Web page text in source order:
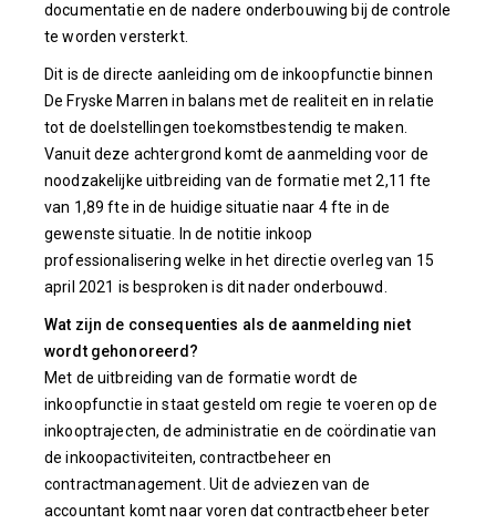
documentatie en de nadere onderbouwing bij de controle
te worden versterkt.
Dit is de directe aanleiding om de inkoopfunctie binnen
De Fryske Marren in balans met de realiteit en in relatie
tot de doelstellingen toekomstbestendig te maken.
Vanuit deze achtergrond komt de aanmelding voor de
noodzakelijke uitbreiding van de formatie met 2,11 fte
van 1,89 fte in de huidige situatie naar 4 fte in de
gewenste situatie. In de notitie inkoop
professionalisering welke in het directie overleg van 15
april 2021 is besproken is dit nader onderbouwd.
Wat zijn de consequenties als de aanmelding niet
wordt gehonoreerd?
Met de uitbreiding van de formatie wordt de
inkoopfunctie in staat gesteld om regie te voeren op de
inkooptrajecten, de administratie en de coördinatie van
de inkoopactiviteiten, contractbeheer en
contractmanagement. Uit de adviezen van de
accountant komt naar voren dat contractbeheer beter